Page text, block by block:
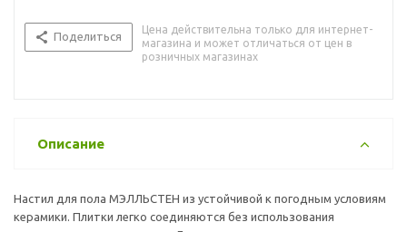
Поделиться
Цена действительна только для интернет-
магазина и может отличаться от цен в
розничных магазинах
Описание
Настил для пола МЭЛЛЬСТЕН из устойчивой к погодным условиям
керамики. Плитки легко соединяются без использования